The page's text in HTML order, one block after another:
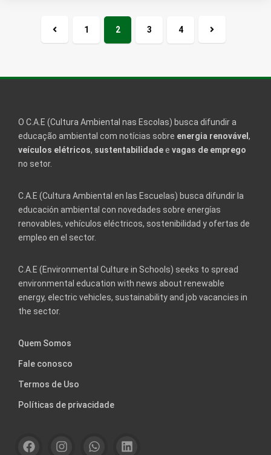
1 2 3
4
O C.A.E (Cultura Ambiental nas Escolas) busca difundir a
educação ambiental com notícias sobre energia renovável,
veículos elétricos, sustentabilidadee vagas de emprego
no setor.
C.A.E (Cultura Ambiental en las Escuelas) busca difundir la
educación ambiental con novedades sobre energías
renovables, vehículos eléctricos, sostenibilidad y ofertas de
empleo en el sector.
C.A.E (Environmental Culture in Schools) seeks to spread
environmental education with news about renewable
energy, electric vehicles, sustainability and job vacancies in
the sector.
Quem Somos
Fale conosco
Termos de Uso
Políticas de privacidade